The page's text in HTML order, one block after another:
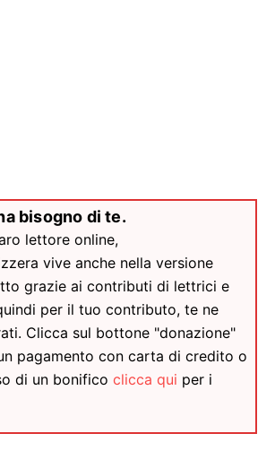
bisogno di te.
lettore online,
vive anche nella versione
grazie ai contributi di lettrici e
per il tuo contributo, te ne
Clicca sul bottone "donazione"
pagamento con carta di credito o
di un bonifico clicca qui per i